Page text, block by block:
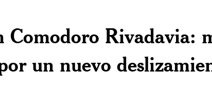
Comodoro Rivadavia:
un nuevo